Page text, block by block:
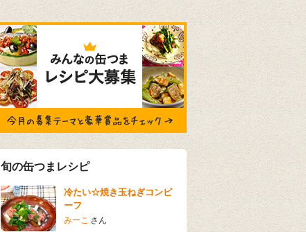
旬の缶つまレシピ
冷たい☆焼き玉ねぎコンビ
ーフ
みーこ さん